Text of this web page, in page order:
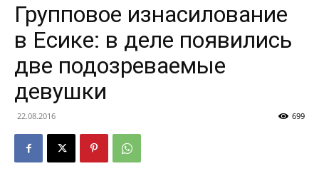
Групповое изнасилование
в Есике: в деле появились
две подозреваемые
девушки
22.08.2016 699